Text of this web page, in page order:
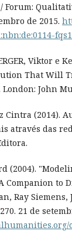
de 2015.
Viktor e
That Will
John
Cintra (2014).
através das
(2004).
Companion to
Ray
21 de